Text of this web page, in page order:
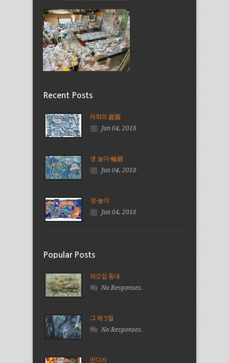
Recent Posts
라희의 庭園
Jun 04, 2018
생.놀이-輪廻
Jun 04, 2018
생-놀이
Jun 04, 2018
Popular Posts
외갓집 동네
No Responses.
그 해 5월
No Responses.
만다라